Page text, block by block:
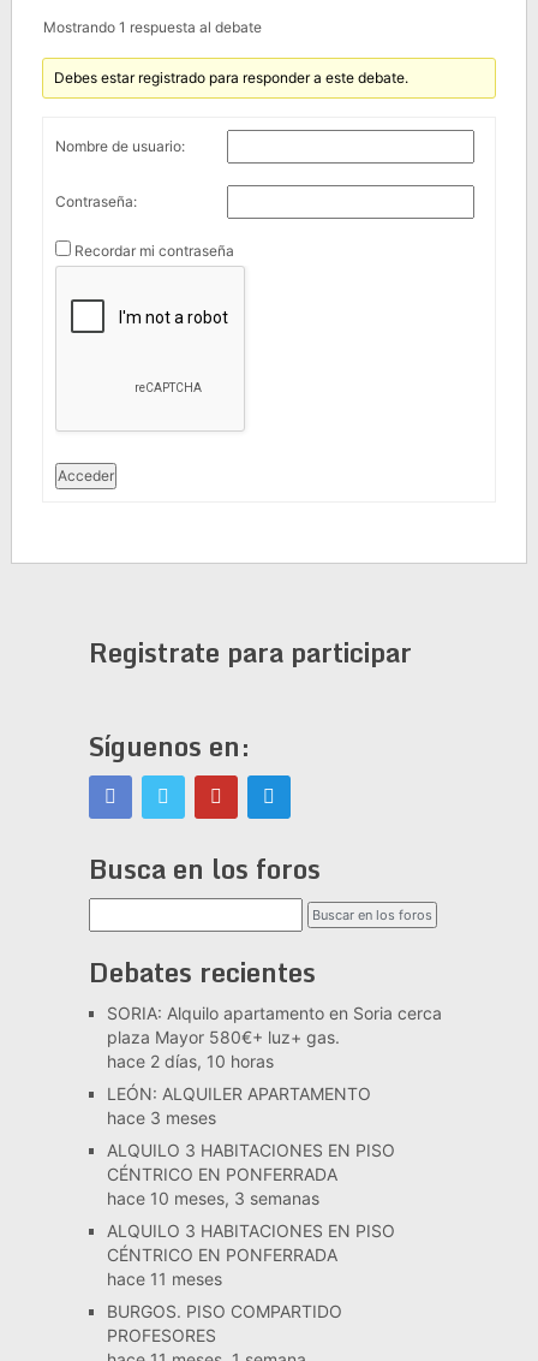
Mostrando 1 respuesta al debate
Debes estar registrado para responder a este debate.
Nombre de usuario:
Contraseña:
Recordar mi contraseña
Acceder
Registrate para participar
Síguenos en:
Busca en los foros
Debates recientes
SORIA: Alquilo apartamento en Soria cerca
plaza Mayor 580€+ luz+ gas.
hace 2 días, 10 horas
LEÓN: ALQUILER APARTAMENTO
hace 3 meses
ALQUILO 3 HABITACIONES EN PISO
CÉNTRICO EN PONFERRADA
hace 10 meses, 3 semanas
ALQUILO 3 HABITACIONES EN PISO
CÉNTRICO EN PONFERRADA
hace 11 meses
BURGOS. PISO COMPARTIDO
PROFESORES